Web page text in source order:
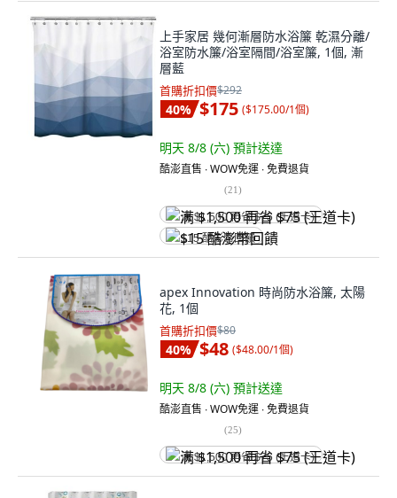
上手家居 幾何漸層防水浴簾 乾濕分離/
浴室防水簾/浴室隔間/浴室簾, 1個, 漸
層藍
首購折扣價$292
40% $175 ($175.00/1個)
明天 8/8 (六) 預計送達
酷澎直售 ∙ WOW免運 ∙ 免費退貨
(21)
满 $1,500 再省 $75 (王道卡)
$15 酷澎幣回饋
apex Innovation 時尚防水浴簾, 太陽
花, 1個
首購折扣價$80
40% $48 ($48.00/1個)
明天 8/8 (六) 預計送達
酷澎直售 ∙ WOW免運 ∙ 免費退貨
(25)
满 $1,500 再省 $75 (王道卡)